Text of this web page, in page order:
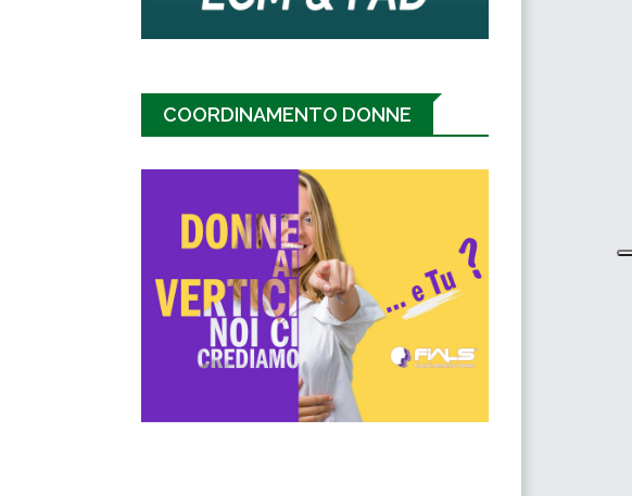
COORDINAMENTO DONNE